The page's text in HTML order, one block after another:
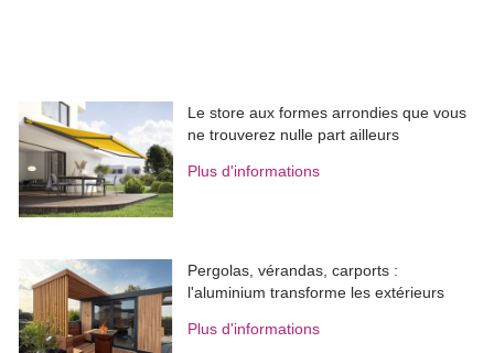
Le store aux formes arrondies que vous
ne trouverez nulle part ailleurs
Plus d'informations
Pergolas, vérandas, carports :
l'aluminium transforme les extérieurs
Plus d'informations